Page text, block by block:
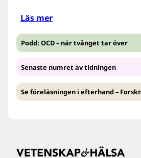
Läs mer
Podd: OCD – när tvånget tar över
Senaste numret av tidningen
Se föreläsningen i efterhand –